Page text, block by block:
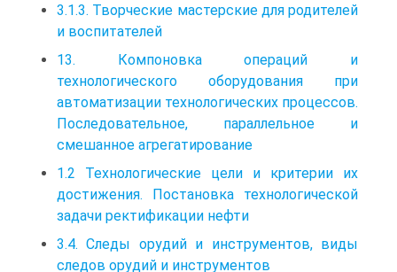
3.1.3. Творческие мастерские для родителей
и воспитателей
13. Компоновка операций и
технологического оборудования при
автоматизации технологических процессов.
Последовательное, параллельное и
смешанное агрегатирование
1.2 Технологические цели и критерии их
достижения. Постановка технологической
задачи ректификации нефти
3.4. Следы орудий и инструментов, виды
следов орудий и инструментов